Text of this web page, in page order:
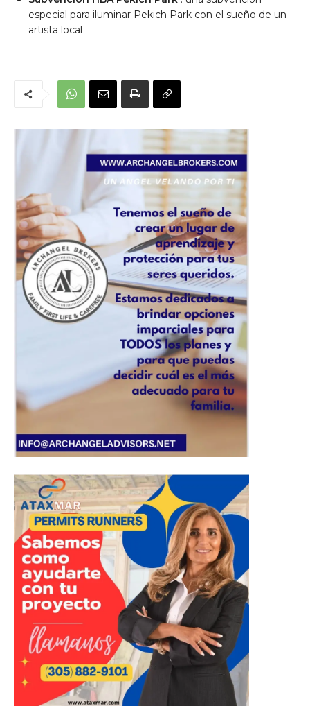
especial para iluminar Pekich Park con el sueño de un
artista local